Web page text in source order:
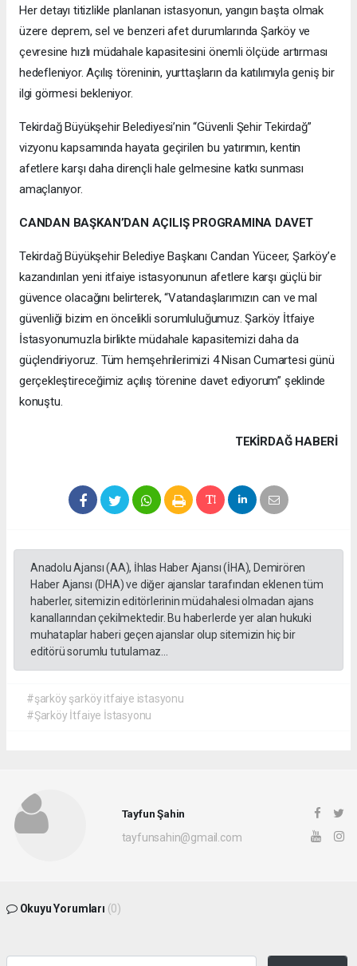
Her detayı titizlikle planlanan istasyonun, yangın başta olmak
üzere deprem, sel ve benzeri afet durumlarında Şarköy ve
çevresine hızlı müdahale kapasitesini önemli ölçüde artırması
hedefleniyor. Açılış töreninin, yurttaşların da katılımıyla geniş bir
ilgi görmesi bekleniyor.
Tekirdağ Büyükşehir Belediyesi’nin “Güvenli Şehir Tekirdağ”
vizyonu kapsamında hayata geçirilen bu yatırımın, kentin
afetlere karşı daha dirençli hale gelmesine katkı sunması
amaçlanıyor.
CANDAN BAŞKAN’DAN AÇILIŞ PROGRAMINA DAVET
Tekirdağ Büyükşehir Belediye Başkanı Candan Yüceer, Şarköy’e
kazandırılan yeni itfaiye istasyonunun afetlere karşı güçlü bir
güvence olacağını belirterek, “Vatandaşlarımızın can ve mal
güvenliği bizim en öncelikli sorumluluğumuz. Şarköy İtfaiye
İstasyonumuzla birlikte müdahale kapasitemizi daha da
güçlendiriyoruz. Tüm hemşehrilerimizi 4 Nisan Cumartesi günü
gerçekleştireceğimiz açılış törenine davet ediyorum” şeklinde
konuştu.
TEKIRDAĞ HABERİ
Anadolu Ajansı (AA), İhlas Haber Ajansı (İHA), Demirören
Haber Ajansı (DHA) ve diğer ajanslar tarafından eklenen tüm
haberler, sitemizin editörlerinin müdahalesi olmadan ajans
kanallarından çekilmektedir. Bu haberlerde yer alan hukuki
muhataplar haberi geçen ajanslar olup sitemizin hiç bir
editörü sorumlu tutulamaz...
#şarköy şarköy itfaiye istasyonu
#Şarköy İtfaiye İstasyonu
Tayfun Şahin
tayfunsahin@gmail.com
Okuyu Yorumları (0)